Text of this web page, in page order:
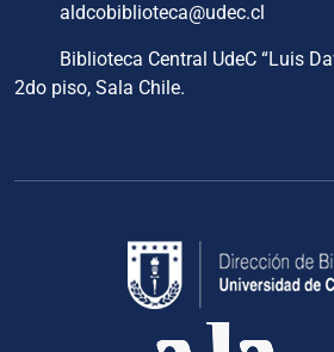
aldcobiblioteca@udec.cl
Biblioteca Central UdeC “Luis
2do piso, Sala Chile.